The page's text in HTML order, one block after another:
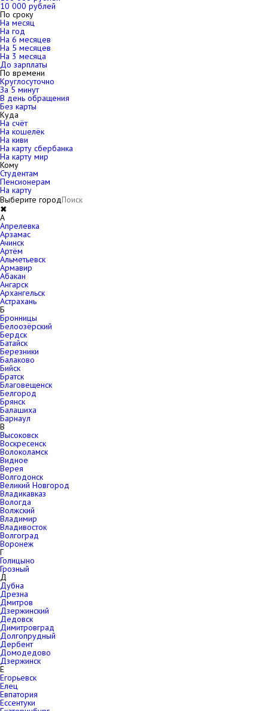
10 000 рублей
По сроку
На месяц
На год
На 6 месяцев
На 5 месяцев
На 3 месяца
До зарплаты
По времени
Круглосуточно
За 5 минут
В день обращения
Без карты
Куда
На счёт
На кошелёк
На киви
На карту сбербанка
На карту мир
Кому
Студентам
Пенсионерам
На карту
Выберите город
✖
A
Апрелевка
Арзамас
Ачинск
Артём
Альметьевск
Армавир
Абакан
Ангарск
Архангельск
Астрахань
Б
Бронницы
Белоозёрский
Бердск
Батайск
Березники
Балаково
Бийск
Братск
Благовещенск
Белгород
Брянск
Балашиха
Барнаул
В
Высоковск
Воскресенск
Волоколамск
Видное
Верея
Волгодонск
Великий Новгород
Владикавказ
Вологда
Волжский
Владимир
Владивосток
Волгоград
Воронеж
Г
Голицыно
Грозный
Д
Дубна
Дрезна
Дмитров
Дзержинский
Дедовск
Димитровград
Долгопрудный
Дербент
Домодедово
Дзержинск
Е
Егорьевск
Елец
Евпатория
Ессентуки